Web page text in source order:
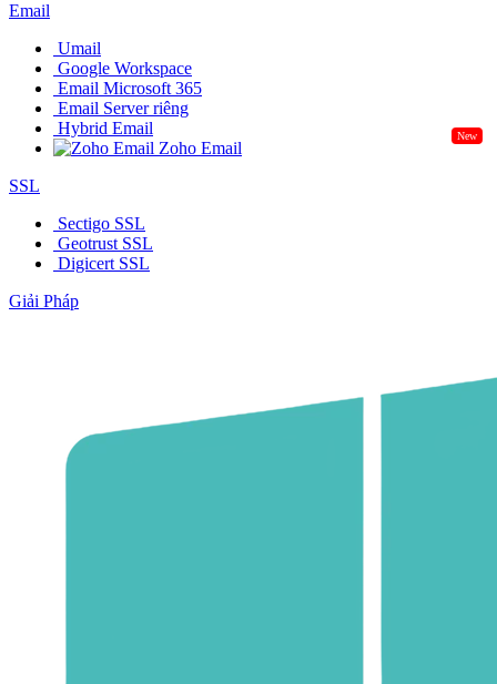
Email
Umail
Google Workspace
Email Microsoft 365
Email Server riêng
Hybrid Email
New
Zoho Email
SSL
Sectigo SSL
Geotrust SSL
Digicert SSL
Giải Pháp